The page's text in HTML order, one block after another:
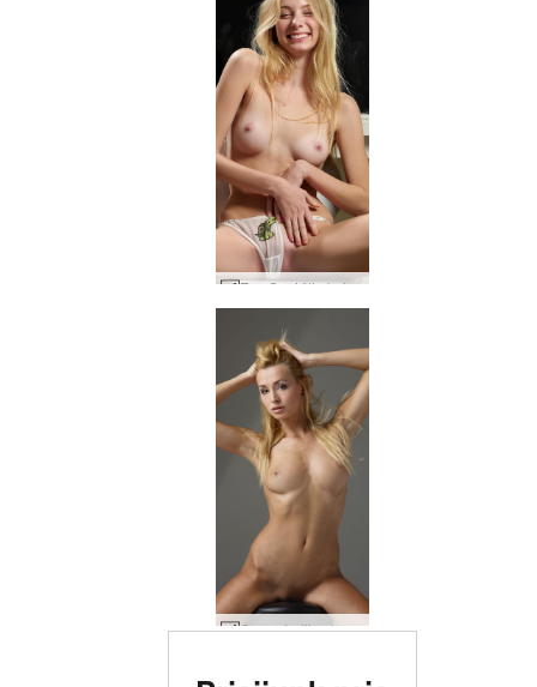
Eva S. vėžlio kelnaitės #40
Coxy studijos kadrai #57